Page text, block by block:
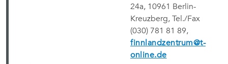
24a, 10961 Berlin-
Kreuzberg, Tel./Fax
(030) 781 81 89,
finnlandzentrum@t-
online.de